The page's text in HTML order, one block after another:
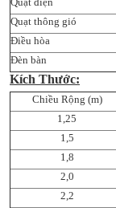
Quạt thông gió
Điều hòa
Đèn bàn
Kích Thước:
Chiều Rộng (m)
1,25
1,5
1,8
2,0
2,2